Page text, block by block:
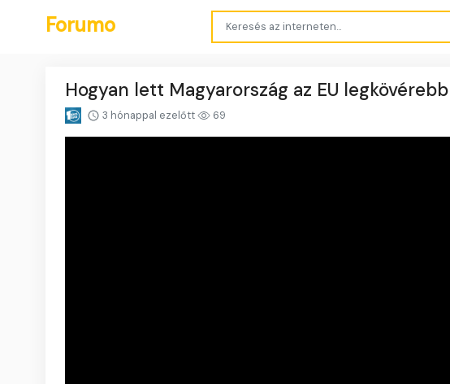
Forumo
Hogyan lett Magyarország az EU
3 hónappal ezelőtt 69